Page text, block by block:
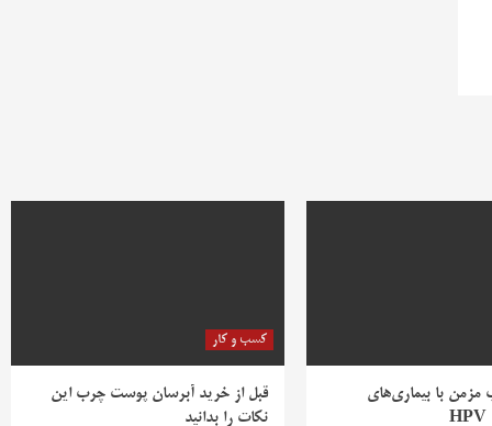
مزمن با بیماری‌های
کسب و کار
قبل از خرید آبرسان پوست چرب این
نکات را بدانید